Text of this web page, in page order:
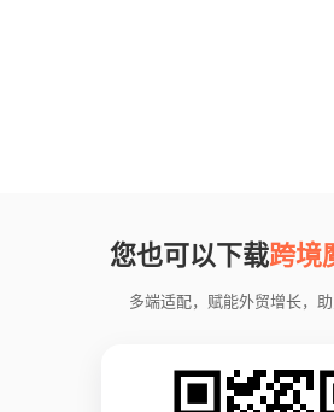
您也可以下载跨境
多端适配，赋能外贸增长，